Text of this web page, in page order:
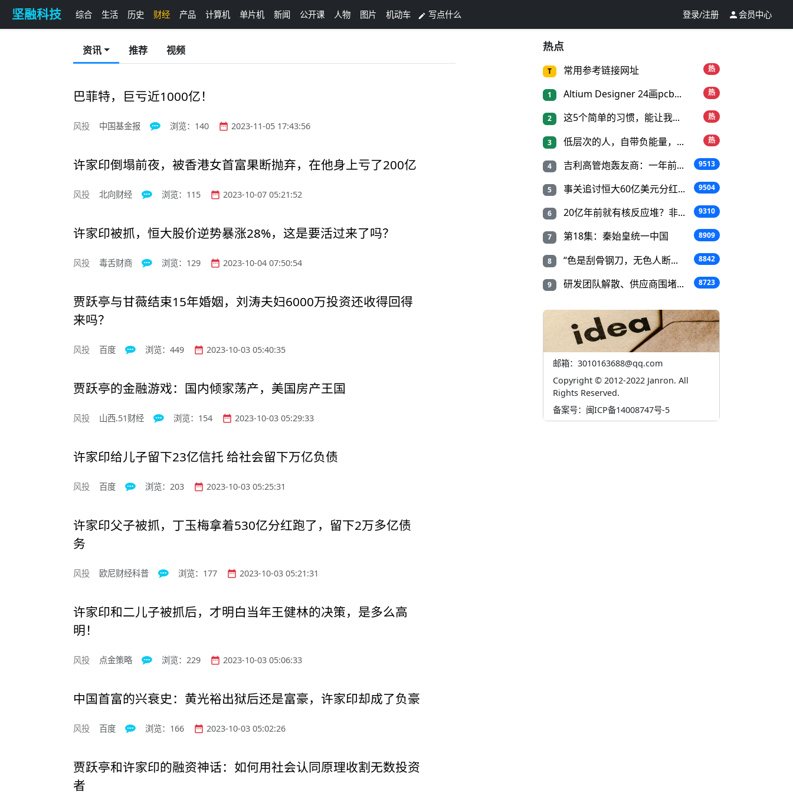
坚融科技 综合 生活 历史 财经 产品 计算机 单片机 新闻 公开课 人物 图片 机动车  写点什么 登录/注册 会员中心
资讯 推荐 视频
巴菲特，巨亏近1000亿！
风投 中国基金报  浏览：140  2023-11-05 17:43:56
许家印倒塌前夜，被香港女首富果断抛弃，在他身上亏了200亿
风投 北向财经  浏览：115  2023-10-07 05:21:52
许家印被抓，恒大股价逆势暴涨28%，这是要活过来了吗？
风投 毒舌财商  浏览：129  2023-10-04 07:50:54
贾跃亭与甘薇结束15年婚姻，刘涛夫妇6000万投资还收得回得
来吗？
风投 百度  浏览：449  2023-10-03 05:40:35
贾跃亭的金融游戏：国内倾家荡产，美国房产王国
风投 山西.51财经  浏览：154  2023-10-03 05:29:33
许家印给儿子留下23亿信托 给社会留下万亿负债
风投 百度  浏览：203  2023-10-03 05:25:31
许家印父子被抓，丁玉梅拿着530亿分红跑了，留下2万多亿债
务
风投 欧尼财经科普  浏览：177  2023-10-03 05:21:31
许家印和二儿子被抓后，才明白当年王健林的决策，是多么高
明！
风投 点金策略  浏览：229  2023-10-03 05:06:33
中国首富的兴衰史：黄光裕出狱后还是富豪，许家印却成了负豪
风投 百度  浏览：166  2023-10-03 05:02:26
贾跃亭和许家印的融资神话：如何用社会认同原理收割无数投资
者
热点
T 常用参考链接网址 热
1 Altium Designer 24画pcb... 热
2 这5个简单的习惯，能让我... 热
3 低层次的人，自带负能量，... 热
4 吉利高管炮轰友商：一年前... 9513
5 事关追讨恒大60亿美元分红... 9504
6 20亿年前就有核反应堆？非... 9310
7 第18集：秦始皇统一中国 8909
8 “色是刮骨钢刀，无色人断... 8842
9 研发团队解散、供应商围堵... 8723
邮箱：3010163688@qq.com
Copyright © 2012-2022 Janron. All
Rights Reserved.
备案号：闽ICP备14008747号-5